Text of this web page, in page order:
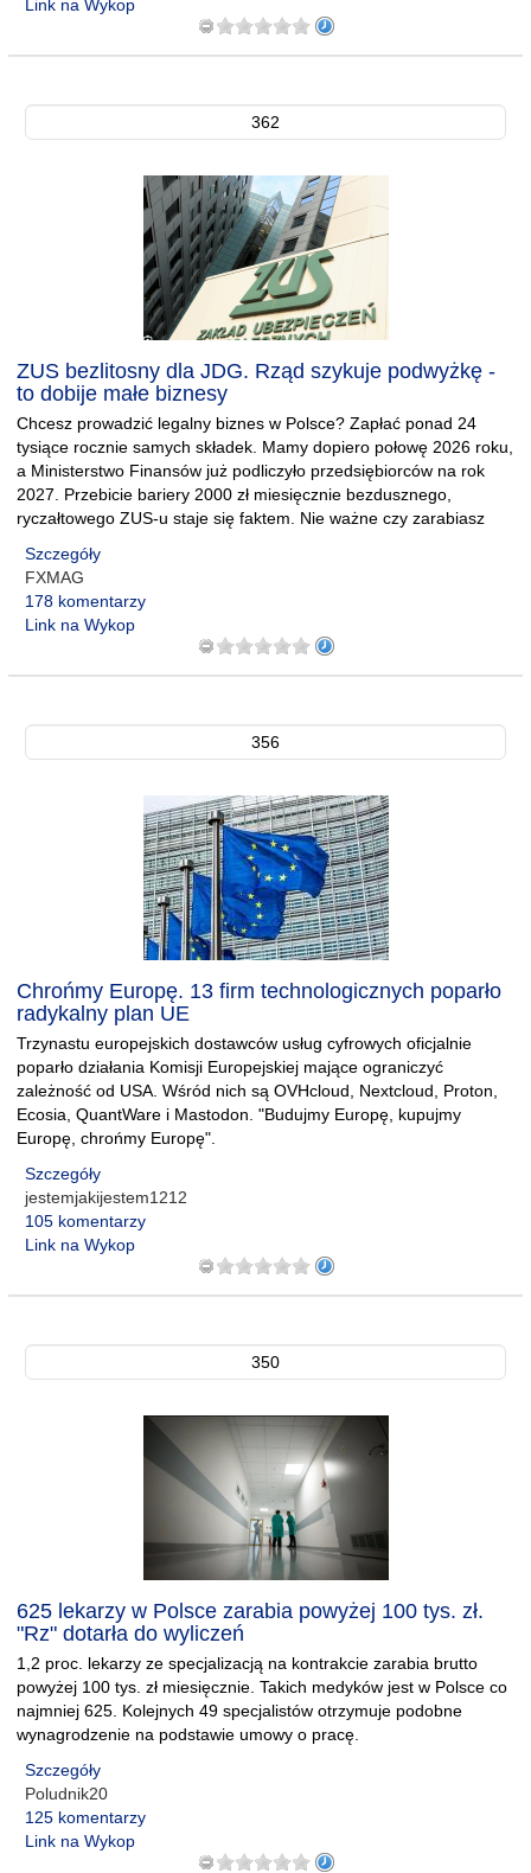
Link na Wykop
362
ZUS bezlitosny dla JDG. Rząd szykuje podwyżkę -
to dobije małe biznesy
Chcesz prowadzić legalny biznes w Polsce? Zapłać ponad 24
tysiące rocznie samych składek. Mamy dopiero połowę 2026 roku,
a Ministerstwo Finansów już podliczyło przedsiębiorców na rok
2027. Przebicie bariery 2000 zł miesięcznie bezdusznego,
ryczałtowego ZUS-u staje się faktem. Nie ważne czy zarabiasz
Szczegóły
FXMAG
178 komentarzy
Link na Wykop
356
Chrońmy Europę. 13 firm technologicznych poparło
radykalny plan UE
Trzynastu europejskich dostawców usług cyfrowych oficjalnie
poparło działania Komisji Europejskiej mające ograniczyć
zależność od USA. Wśród nich są OVHcloud, Nextcloud, Proton,
Ecosia, QuantWare i Mastodon. "Budujmy Europę, kupujmy
Europę, chrońmy Europę".
Szczegóły
jestemjakijestem1212
105 komentarzy
Link na Wykop
350
625 lekarzy w Polsce zarabia powyżej 100 tys. zł.
"Rz" dotarła do wyliczeń
1,2 proc. lekarzy ze specjalizacją na kontrakcie zarabia brutto
powyżej 100 tys. zł miesięcznie. Takich medyków jest w Polsce co
najmniej 625. Kolejnych 49 specjalistów otrzymuje podobne
wynagrodzenie na podstawie umowy o pracę.
Szczegóły
Poludnik20
125 komentarzy
Link na Wykop